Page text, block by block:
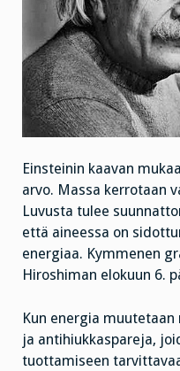
Einsteinin kaavan
arvo. Massa kerrotaan
Luvusta tulee
että aineessa on
energiaa. Kymmenen
Hiroshiman elokuun 6.
Kun energia
ja antihiukkaspareja,
tuottamiseen